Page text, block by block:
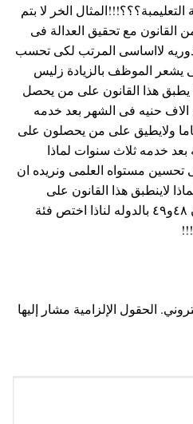
التعليمبة؟؟؟!!!المثال الخر لا بتم
القانون مع تحقيق العدالة فى
لااساسى المرتب لكى تحسب
يشعر الموظف بالزيادة زليس
هذا القانون على من يحصل
الاف حنيه فى الشهر بعد خدمه
ولايطيق على من يحصلون على
خدمه ثلاث سنوات لماذا
تحسين مستواه العلمى ونريده ان
لاينطبق هذا القانون على
العاملبن بالقانون ٤٨و٤٩ بالدوله لناذا اختص فئة
الحقول الإلزامية مشار إليها